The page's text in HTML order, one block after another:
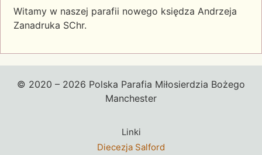
Witamy w naszej parafii nowego księdza Andrzeja
Zanadruka SChr.
© 2020 – 2026 Polska Parafia Miłosierdzia Bożego
Manchester
Linki
Diecezja Salford